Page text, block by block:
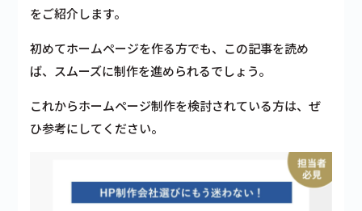
をご紹介します。
初めてホームページを作る方でも、この記事を読め
ば、スムーズに制作を進められるでしょう。
これからホームページ制作を検討されている方は、ぜ
ひ参考にしてください。